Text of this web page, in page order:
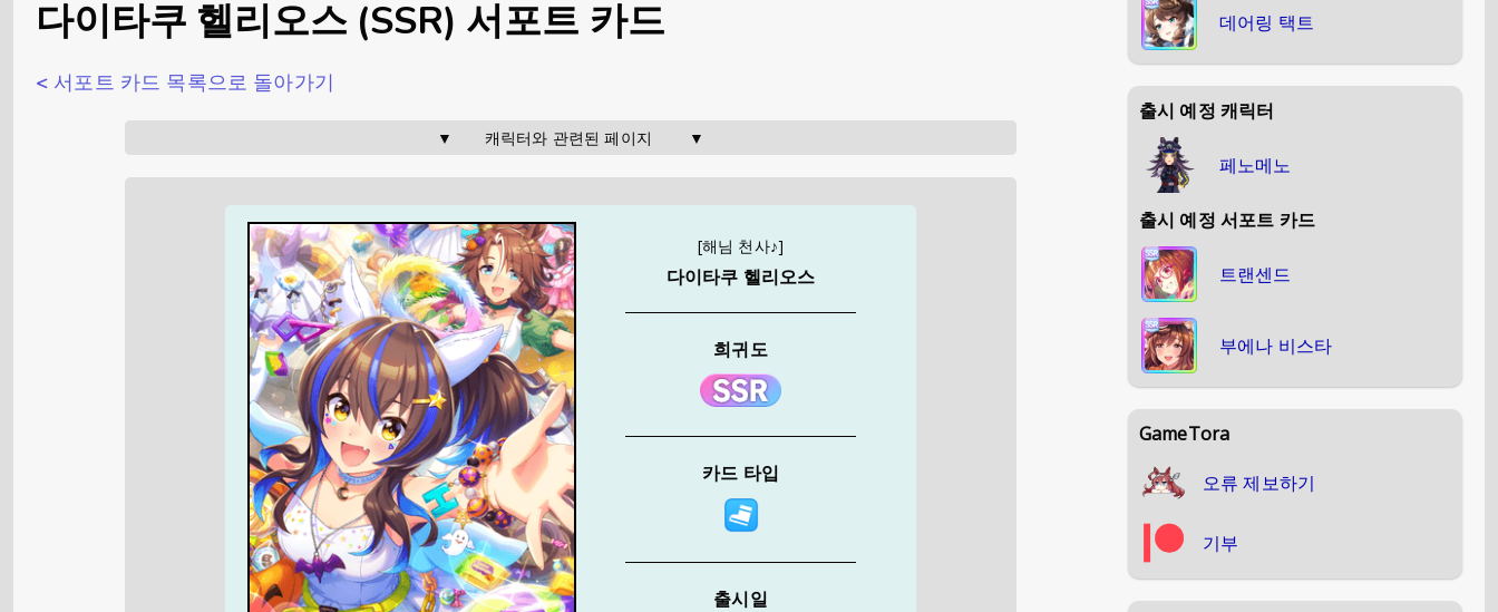
다이타쿠 헬리오스 (SSR) 서포트 카드
< 서포트 카드 목록으로 돌아가기
▼       캐릭터와 관련된 페이지        ▼
[해님 천사♪]
다이타쿠 헬리오스
희귀도
카드 타입
출시일
데어링 택트
출시 예정 캐릭터
페노메노
출시 예정 서포트 카드
트랜센드
부에나 비스타
GameTora
오류 제보하기
기부